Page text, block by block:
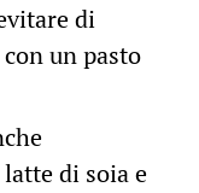
di
un pasto
di soia e